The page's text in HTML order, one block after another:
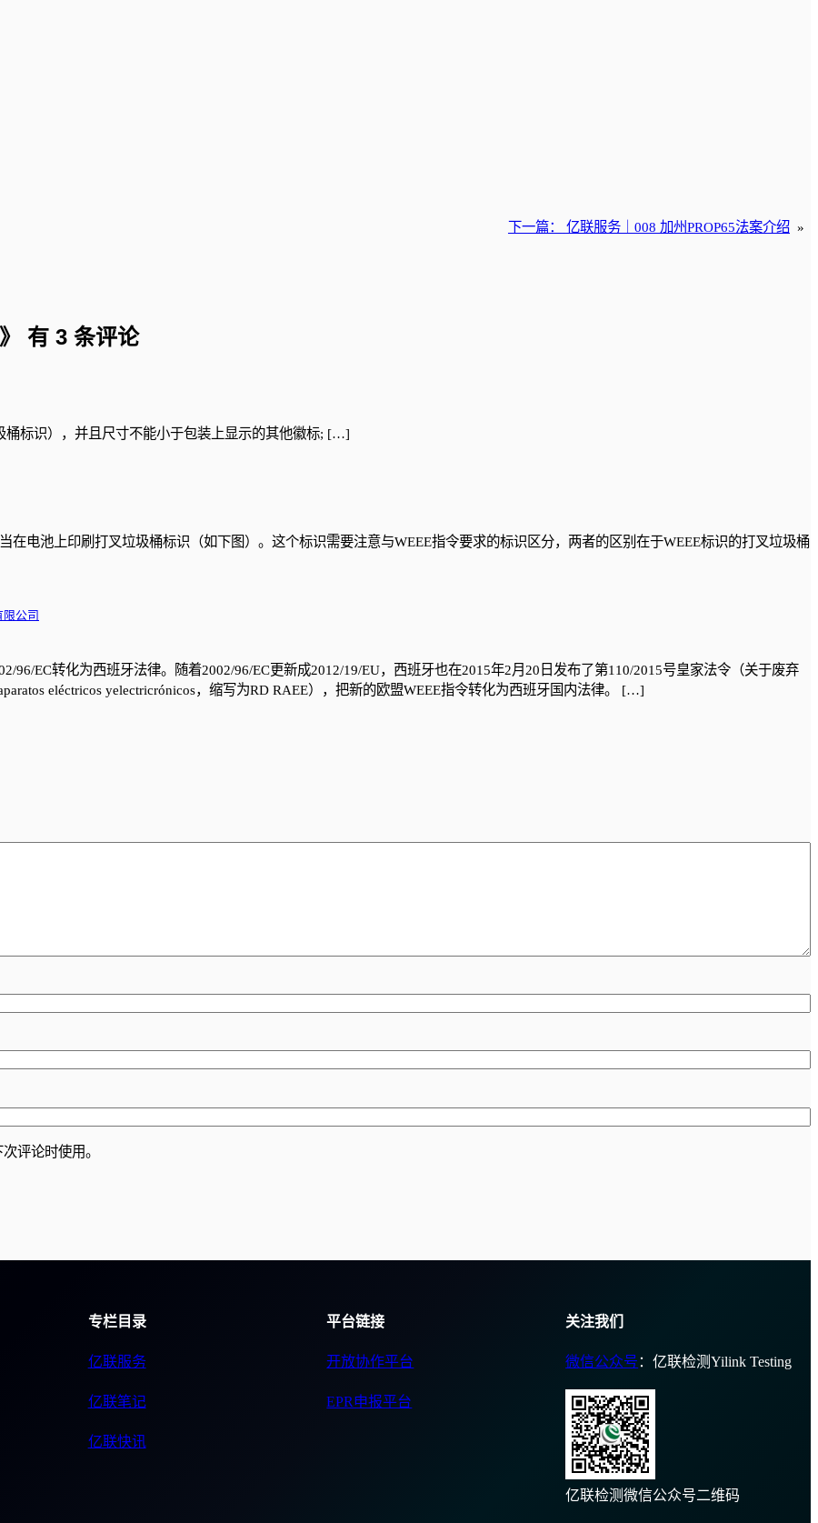
下一篇： 亿联服务｜008 加州PROP65法案介绍 »
有 3 条评论
标识），并且尺寸不能小于包装上显示的其他徽标; […]
电池上印刷打叉垃圾桶标识（如下图）。这个标识需要注意与WEEE指令要求的标识区分，两者的区别在于WEEE标识的打叉垃圾桶
公司
96/EC转化为西班牙法律。随着2002/96/EC更新成2012/19/EU，西班牙也在2015年2月20日发布了第110/2015号皇家法令（关于废弃
eléctricos yelectricrónicos，缩写为RD RAEE），把新的欧盟WEEE指令转化为西班牙国内法律。 […]
评论时使用。
专栏目录
亿联服务
亿联笔记
亿联快讯
平台链接
开放协作平台
EPR申报平台
关注我们
微信公众号 ：亿联检测Yilink Testing
亿联检测微信公众号二维码